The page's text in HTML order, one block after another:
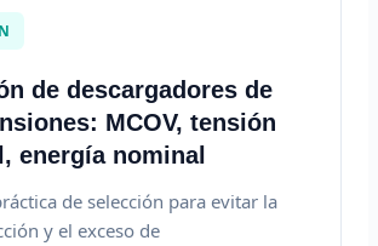
de descargadores de
MCOV, tensión
energía nominal
de selección para evitar la
y el exceso de